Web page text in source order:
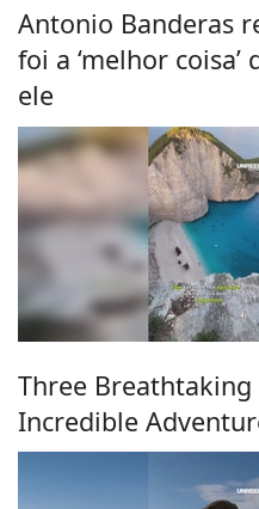
Antonio Banderas
foi a ‘melhor
ele
Three Breathtaking
Incredible